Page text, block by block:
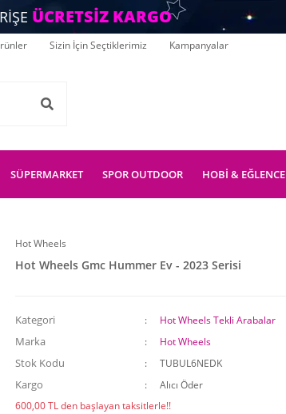
ÜCRETSİZ KARGO
Sizin İçin Seçtiklerimiz Kampanyalar
SÜPERMARKET SPOR OUTDOOR HOBİ & EĞLENCE
Hot Wheels
Hot Wheels Gmc Hummer Ev - 2023 Serisi
Kategori Hot Wheels Tekli Arabalar
Marka Hot Wheels
Stok Kodu TUBUL6NEDK
Kargo
Alıcı Öder
600,00 TL den başlayan taksitlerle!!